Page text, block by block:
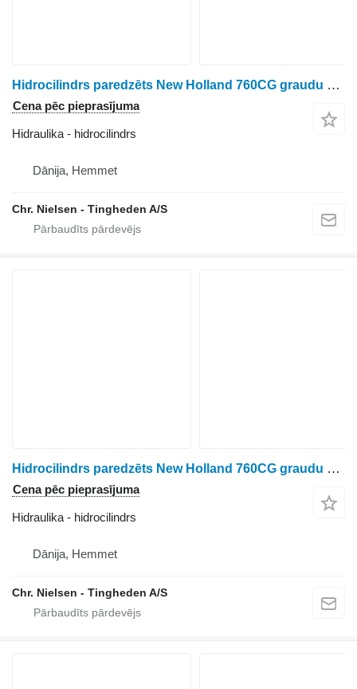
Hidrocilindrs paredzēts New Holland 760CG graudu hedera
Cena pēc pieprasījuma
Hidraulika - hidrocilindrs
Dānija, Hemmet
Chr. Nielsen - Tingheden A/S
Hidrocilindrs paredzēts New Holland 760CG graudu hedera
Cena pēc pieprasījuma
Hidraulika - hidrocilindrs
Dānija, Hemmet
Chr. Nielsen - Tingheden A/S